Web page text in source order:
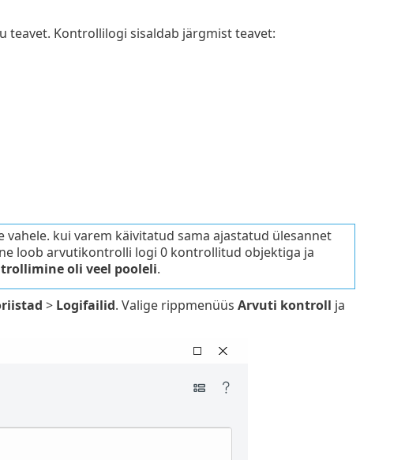
teavet. Kontrollilogi sisaldab järgmist teavet:
kui varem käivitatud sama ajastatud ülesannet
loob arvutikontrolli logi 0 kontrollitud objektiga ja
oli veel pooleli.
> Logifailid. Valige rippmenüüs Arvuti kontroll ja